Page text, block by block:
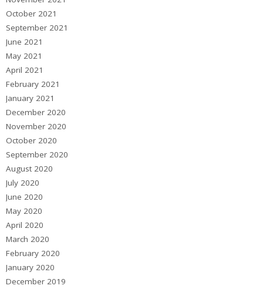
October 2021
September 2021
June 2021
May 2021
April 2021
February 2021
January 2021
December 2020
November 2020
October 2020
September 2020
August 2020
July 2020
June 2020
May 2020
April 2020
March 2020
February 2020
January 2020
December 2019